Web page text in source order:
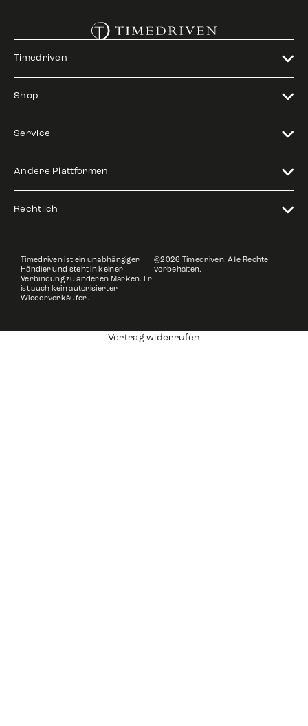
Timedriven
Shop
Service
Andere Plattformen
Rechtlich
Timedriven ist ein unabhängiger
Händler und steht in keiner
Verbindung zu anderen Marken. Er
ist auch kein autorisierter
Wiederverkäufer.
©2026 Timedriven. Alle Rechte
vorbehalten.
Vertrag widerrufen